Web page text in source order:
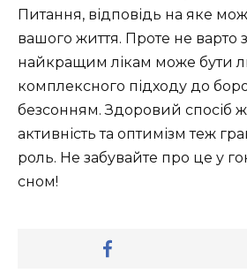
Питання, відповідь на яке
вашого життя. Проте не варто
найкращим лікам може бути
комплексного підходу до
безсонням. Здоровий спосіб
активність та оптимізм теж
роль. Не забувайте про це у
сном!